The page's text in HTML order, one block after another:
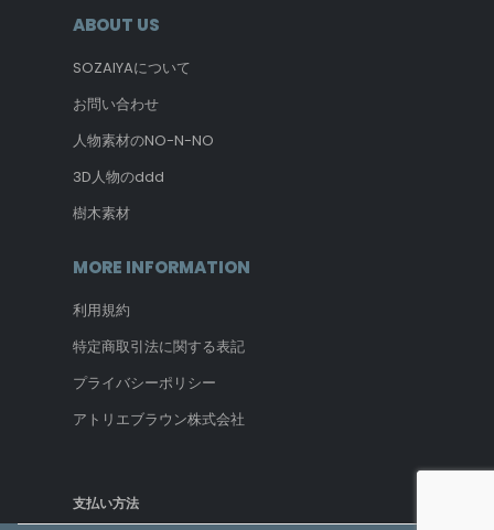
ABOUT US
SOZAIYAについて
お問い合わせ
人物素材のNO-N-NO
3D人物のddd
樹木素材
MORE INFORMATION
利用規約
特定商取引法に関する表記
プライバシーポリシー
アトリエブラウン株式会社
支払い方法